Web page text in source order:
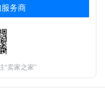
务商
“卖家之家”